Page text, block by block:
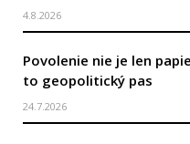
4.8.2026
Povolenie nie je len
to geopolitický pas
24.7.2026